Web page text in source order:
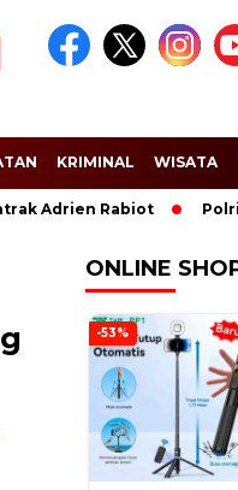
KRIMINAL WISATA
Rabiot Polri
ONLINE
-53%